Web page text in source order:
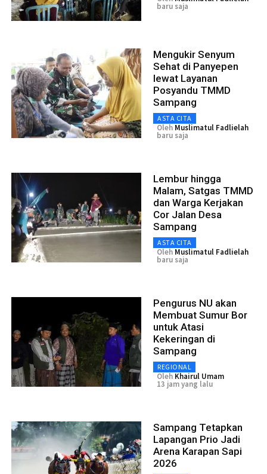
baru saja
Mengukir Senyum
Sehat di Panyepen
lewat Layanan
Posyandu TMMD
Sampang
ASTA CITA
Oleh Muslimatul Fadlielah
baru saja
Lembur hingga
Malam, Satgas TMMD
dan Warga Kerjakan
Cor Jalan Desa
Sampang
ASTA CITA
Oleh Muslimatul Fadlielah
baru saja
Pengurus NU akan
Membuat Sumur Bor
untuk Atasi
Kekeringan di
Sampang
REGIONAL
Oleh Khairul Umam
13 jam yang lalu
Sampang Tetapkan
Lapangan Prio Jadi
Arena Karapan Sapi
2026